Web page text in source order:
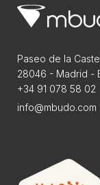
Paseo de la
28046 - Madrid -
+34 91 078 58 02
info@mbudo.com